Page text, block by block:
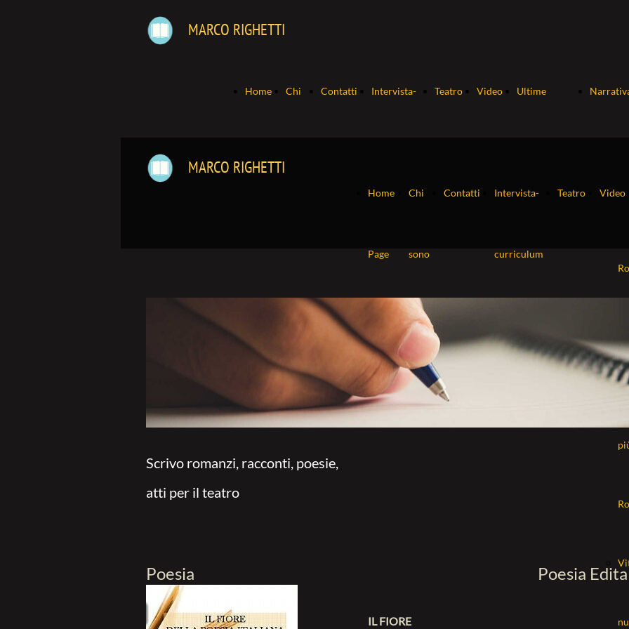
MARCO RIGHETTI
Home Chi Contatti Intervista- Teatro Video Ultime
MARCO RIGHETTI
Home
Page
Chi
sono
Contatti Intervista-
curriculum
Teatro Video
Scrivo romanzi, racconti, poesie,
atti per il teatro
Poesia Poesia Edita
IL FIORE